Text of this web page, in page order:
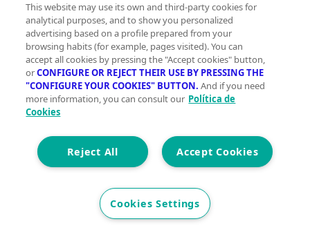
This website may use its own and third-party cookies for
analytical purposes, and to show you personalized
advertising based on a profile prepared from your
browsing habits (for example, pages visited). You can
accept all cookies by pressing the "Accept cookies" button,
orCONFIGURE OR REJECT THEIR USE BY PRESSING THE
"CONFIGURE YOUR COOKIES" BUTTON. And if you need
more information, you can consult our Política de
Cookies
Accept Cookies
Reject All
Cookies Settings